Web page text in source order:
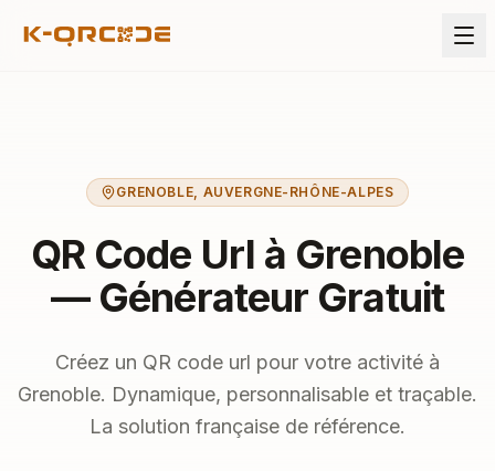
GRENOBLE, AUVERGNE-RHÔNE-ALPES
QR Code Url à Grenoble
— Générateur Gratuit
Créez un QR code url pour votre activité à
Grenoble. Dynamique, personnalisable et traçable.
La solution française de référence.